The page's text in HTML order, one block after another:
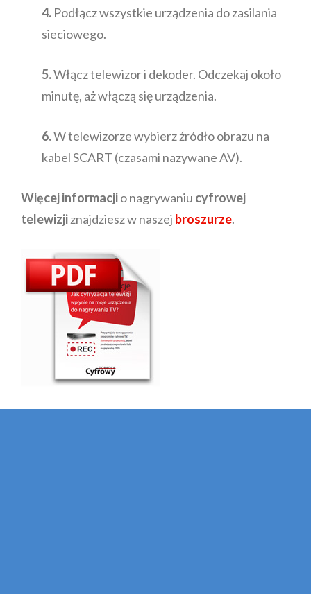
4. Podłącz wszystkie urządzenia do zasilania
sieciowego.
5.Włącz telewizor i dekoder. Odczekaj około
minutę, aż włączą się urządzenia.
6.W telewizorze wybierz źródło obrazu na
kabel SCART (czasami nazywane AV).
Więcej informacjio nagrywaniu cyfrowej
telewizjiznajdziesz w naszej broszurze.